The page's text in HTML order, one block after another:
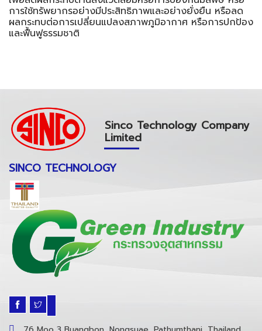
การใช้ทรัพยากรอย่างมีประสิทธิภาพและอย่างยั่งยืน หรือลด
ผลกระทบต่อการเปลี่ยนแปลงสภาพภูมิอากาศ หรือการปกป้อง
และฟื้นฟูธรรมชาติ
Sinco Technology Company
Limited
SINCO TECHNOLOGY